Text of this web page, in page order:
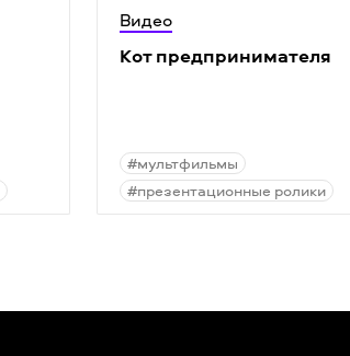
Видео
Кот предпринимателя
#мультфильмы
#презентационные ролики